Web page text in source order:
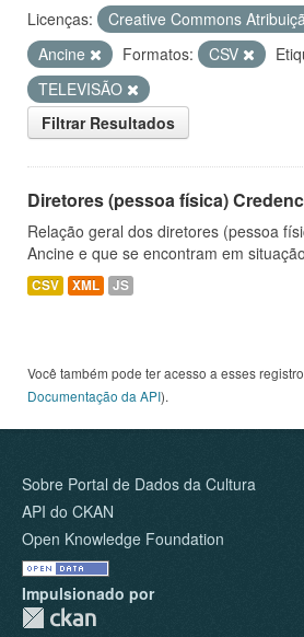
Licenças: Creative Commons
Ancine
Formatos: CSV
TELEVISÃO
Filtrar Resultados
Diretores (pessoa física)
Relação geral dos diretores (pessoa
Ancine e que se encontram em
CSV XML JS
Você também pode ter acesso a esses
Documentação da API).
Sobre Portal de Dados da Cultura
API do CKAN
Open Knowledge Foundation
Impulsionado por